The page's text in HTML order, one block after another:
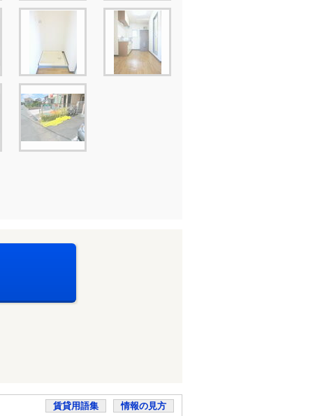
賃貸用語集 情報の見方